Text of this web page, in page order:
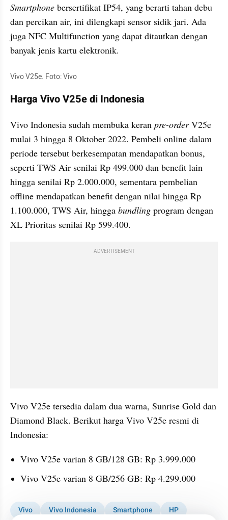
Smartphone bersertifikat IP54, yang berarti tahan debu
dan percikan air, ini dilengkapi sensor sidik jari. Ada
juga NFC Multifunction yang dapat ditautkan dengan
banyak jenis kartu elektronik.
Vivo V25e. Foto: Vivo
Harga Vivo V25e di Indonesia
Vivo Indonesia sudah membuka keran pre-order V25e
mulai 3 hingga 8 Oktober 2022. Pembeli online dalam
periode tersebut berkesempatan mendapatkan bonus,
seperti TWS Air senilai Rp 499.000 dan benefit lain
hingga senilai Rp 2.000.000, sementara pembelian
offline mendapatkan benefit dengan nilai hingga Rp
1.100.000, TWS Air, hingga bundling program dengan
XL Prioritas senilai Rp 599.400.
ADVERTISEMENT
Vivo V25e tersedia dalam dua warna, Sunrise Gold dan
Diamond Black. Berikut harga Vivo V25e resmi di
Indonesia:
Vivo V25e varian 8 GB/128 GB: Rp 3.999.000
Vivo V25e varian 8 GB/256 GB: Rp 4.299.000
Vivo Vivo Indonesia Smartphone HP